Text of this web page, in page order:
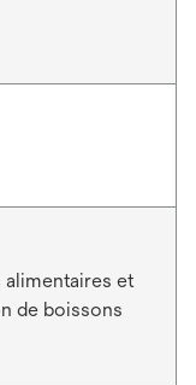
alimentaires et
de boissons